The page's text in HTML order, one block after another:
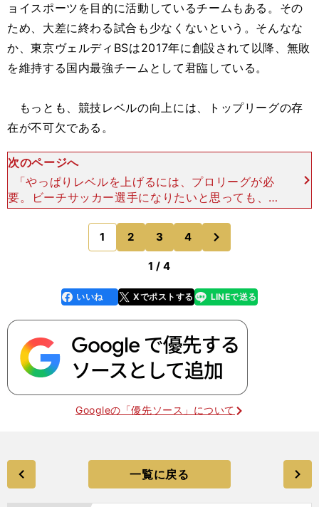
ョイスポーツを目的に活動しているチームもある。その
ため、大差に終わる試合も少なくないという。そんなな
か、東京ヴェルディBSは2017年に創設されて以降、無敗
を維持する国内最強チームとして君臨している。
もっとも、競技レベルの向上には、トップリーグの存
在が不可欠である。
次のページへ
「やっぱりレベルを上げるには、プロリーグが必
要。ビーチサッカー選手になりたいと思っても、現
状ではお金が得られない。フットサルのようなプロ
リーグができれば、やりたいと思う人は増えるは
ず」 茂怜羅は現状を
1 2 3 4
のページへ
1 / 4
faceboo
k
いいね Xでポストする
line LINEで送る
Googleの「優先ソース」について
一覧に戻る